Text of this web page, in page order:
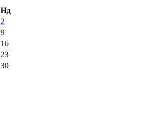
Нд
2
9
16
23
30